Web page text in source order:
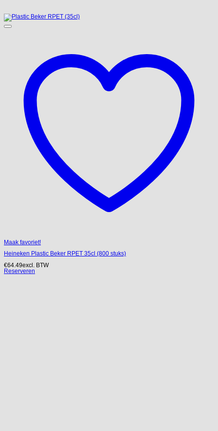
Maak favoriet!
Heineken Plastic Beker RPET 35cl (800 stuks)
€64.49excl. BTW
Reserveren